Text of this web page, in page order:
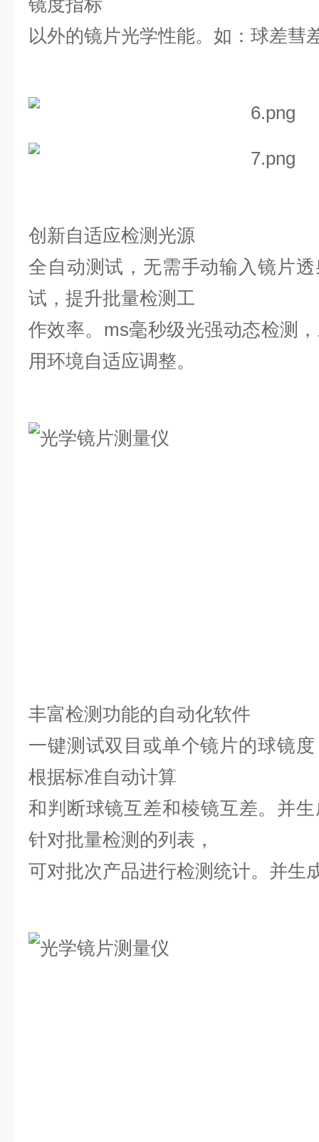
镜度指标
以外的镜片光学性能。 如：球差彗
创新自适应检测光源
全自动测试，无需手动输入镜片
试，提升批量检测工
作效率。ms毫秒级光强动态检测，
用环境自适应调整。
丰富检测功能的自动化软件
一键测试双目或单个镜片的球镜
根据标准自动计算
和判断球镜互差和棱镜互差。 并
针对批量检测的列表，
可对批次产品进行检测统计。并生